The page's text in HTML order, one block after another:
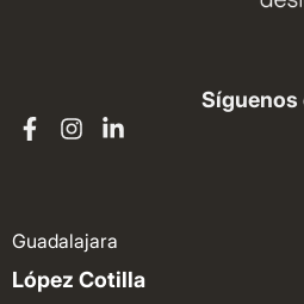
Síguenos
Guadalajara
López Cotilla